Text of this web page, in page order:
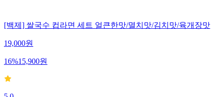
[백제] 쌀국수 컵라면 세트 얼큰한맛/멸치맛/김치맛/육개장맛
19,000원
16%15,900원